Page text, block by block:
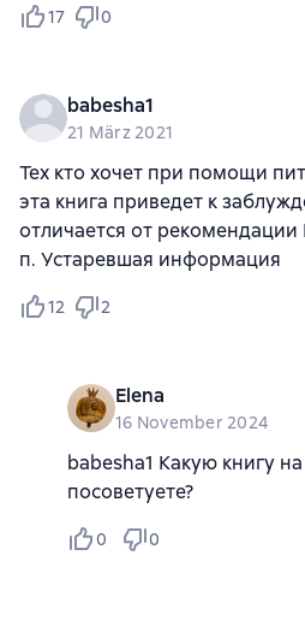
17 0
babesha1
21 März 2021
Тех кто хочет при помощи
эта книга приведет к
отличается от
п. Устаревшая информация
12 2
Elena
16 November 2024
babesha1 Какую книгу
посоветуете?
0 0